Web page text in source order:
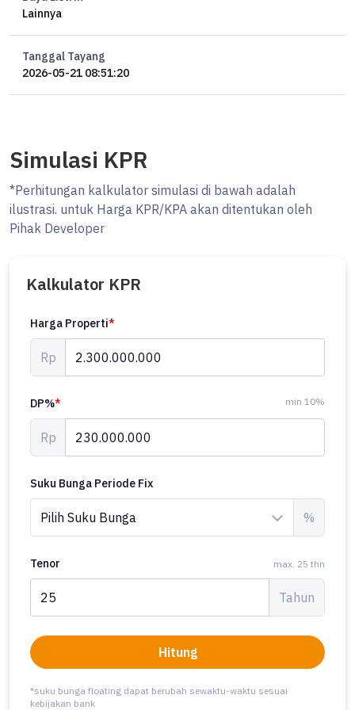
Lainnya
Tanggal Tayang
2026-05-21 08:51:20
Simulasi KPR
*Perhitungan kalkulator simulasi di bawah adalah
ilustrasi. untuk Harga KPR/KPA akan ditentukan oleh
Pihak Developer
Kalkulator KPR
Harga Properti*
Rp
DP%* min 10%
Rp
Suku Bunga Periode Fix
%
Tenor max. 25 thn
Tahun
Hitung
*suku bunga floating dapat berubah sewaktu-waktu sesuai
kebijakan bank